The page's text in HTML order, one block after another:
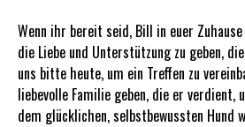
Wenn ihr bereit seid, Bill in euer
die Liebe und Unterstützung zu geben,
uns bitte heute, um ein Treffen zu
liebevolle Familie geben, die er verdient,
dem glücklichen, selbstbewussten Hund